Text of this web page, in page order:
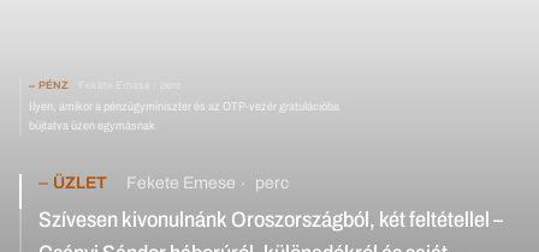
PÉNZ
Ilyen, amikor a pénzügyminiszter és az OTP-vezér gratulációba
bújtatva üzen egymásnak
ÜZLET Fekete Emese perc
Szívesen kivonulnánk Oroszországból, két feltétellel –